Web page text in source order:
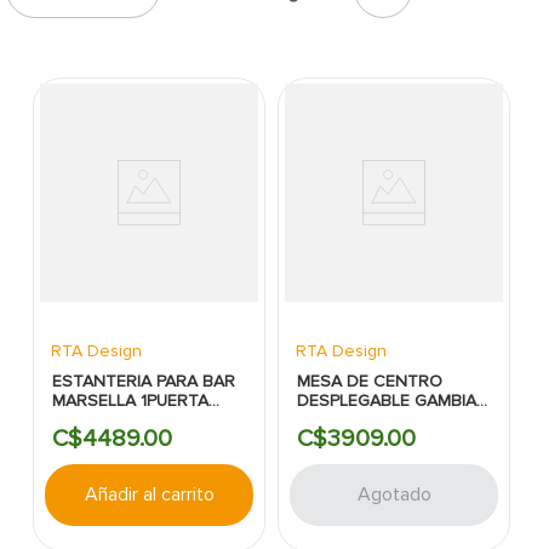
RTA Design
ESTANTERIA PARA BAR
MARSELLA 1PUERTA
65.7X98.5CM RTA
C$4489.00
Añadir al carrito
RTA Design
MESA DE CENTRO
DESPLEGABLE GAMBIA
C$3909.00
Agotado
pantry